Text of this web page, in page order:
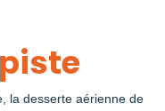
la desserte aérienne de